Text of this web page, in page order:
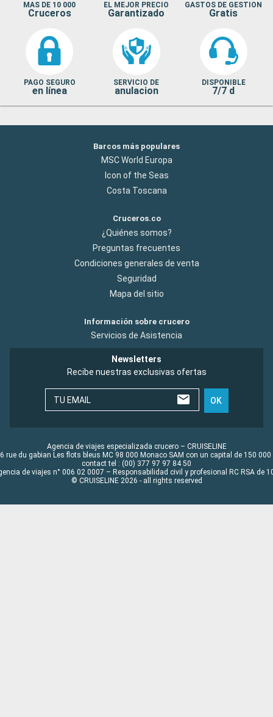
MAS DE 10 000
Cruceros
EL MEJOR PRECIO
Garantizado
GASTOS DE GESTION
Gratis
PAGO SEGURO
en línea
SERVICIO DE
anulacion
DISPONIBLE
7/7 d
Barcos más populares
MSC World Europa
Icon of the Seas
Costa Toscana
Cruceros.co
¿Quiénes somos?
Preguntas frecuentes
Condiciones generales de venta
Seguridad
Mapa del sitio
Información sobre crucero
Servicios de Asistencia
Newsletters
Recibe nuestras exclusivas ofertas
TU EMAIL OK
Agencia de viajes especializada crucero – CRUISELINE
rue du gabian Les flots bleus MC 98 000 Monaco SAM con un capital de 150 000
contact tel : (00) 377 97 97 84 50
de viajes n° 006 02 0007 – Responsabilidad civil y profesional RC RSA de
© CRUISELINE 2026 - all rights reserved